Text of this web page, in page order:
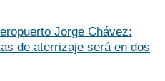
Jorge Chávez:
de aterrizaje será en dos